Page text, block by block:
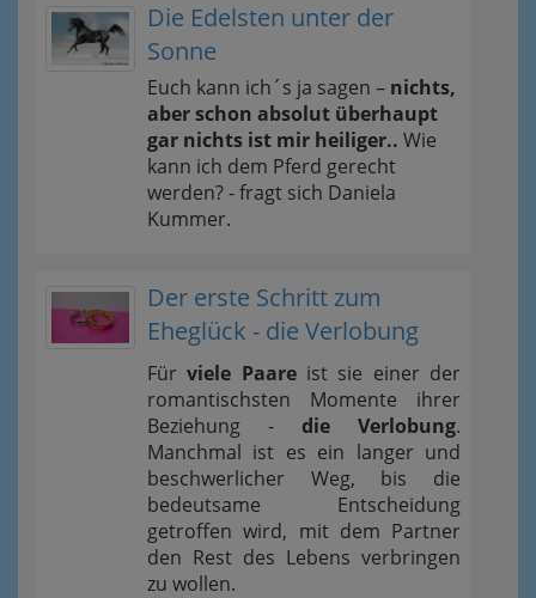
Die Edelsten unter der
Sonne
Euch kann ich´s ja sagen – nichts,
aber schon absolut überhaupt
gar nichts ist mir heiliger.. Wie
kann ich dem Pferd gerecht
werden? - fragt sich Daniela
Kummer.
Der erste Schritt zum
Eheglück - die Verlobung
Fürviele Paareist sie einer der
romantischsten Momente ihrer
Beziehung - die Verlobung.
Manchmal ist es ein langer und
beschwerlicher Weg, bis die
bedeutsame Entscheidung
getroffen wird, mit dem Partner
den Rest des Lebens verbringen
zu wollen.